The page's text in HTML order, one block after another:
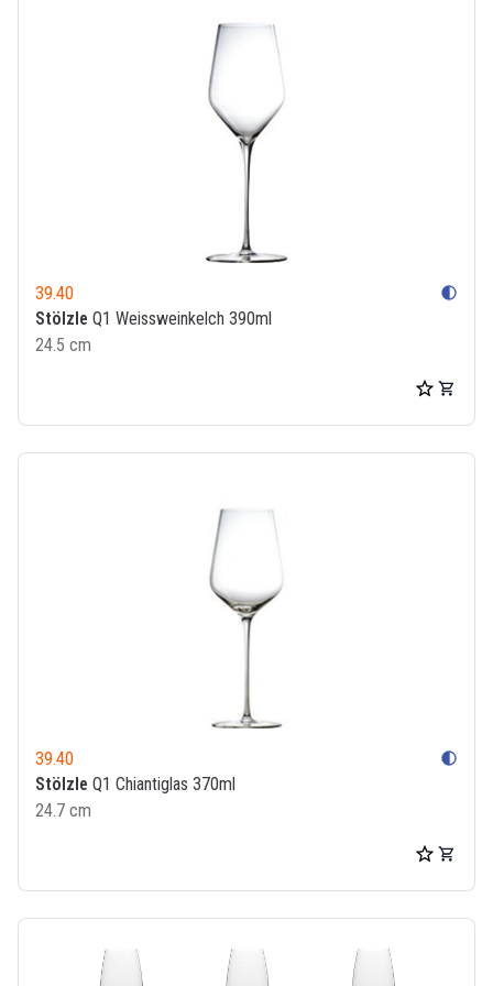
39.40 contrast
Stölzle Q1 Weissweinkelch 390ml
24.5 cm
39.40 contrast
Stölzle Q1 Chiantiglas 370ml
24.7 cm